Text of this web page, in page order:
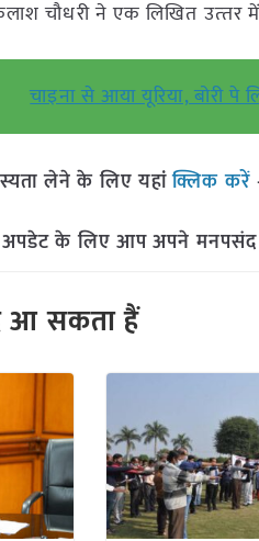
चौधरी ने एक लिखित उत्‍तर
चाइना से आया यूरिया, बोरी पे
लेने के लिए यहांक्लिक करें
के लिए आप अपने
आ सकता हैं